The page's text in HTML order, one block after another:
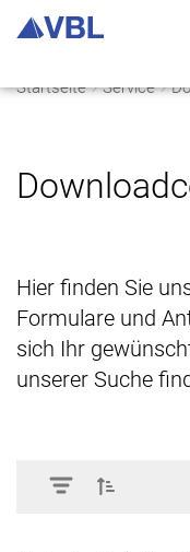
Startseite Service
Hier finden Sie
Formulare und
sich Ihr
unserer Suche